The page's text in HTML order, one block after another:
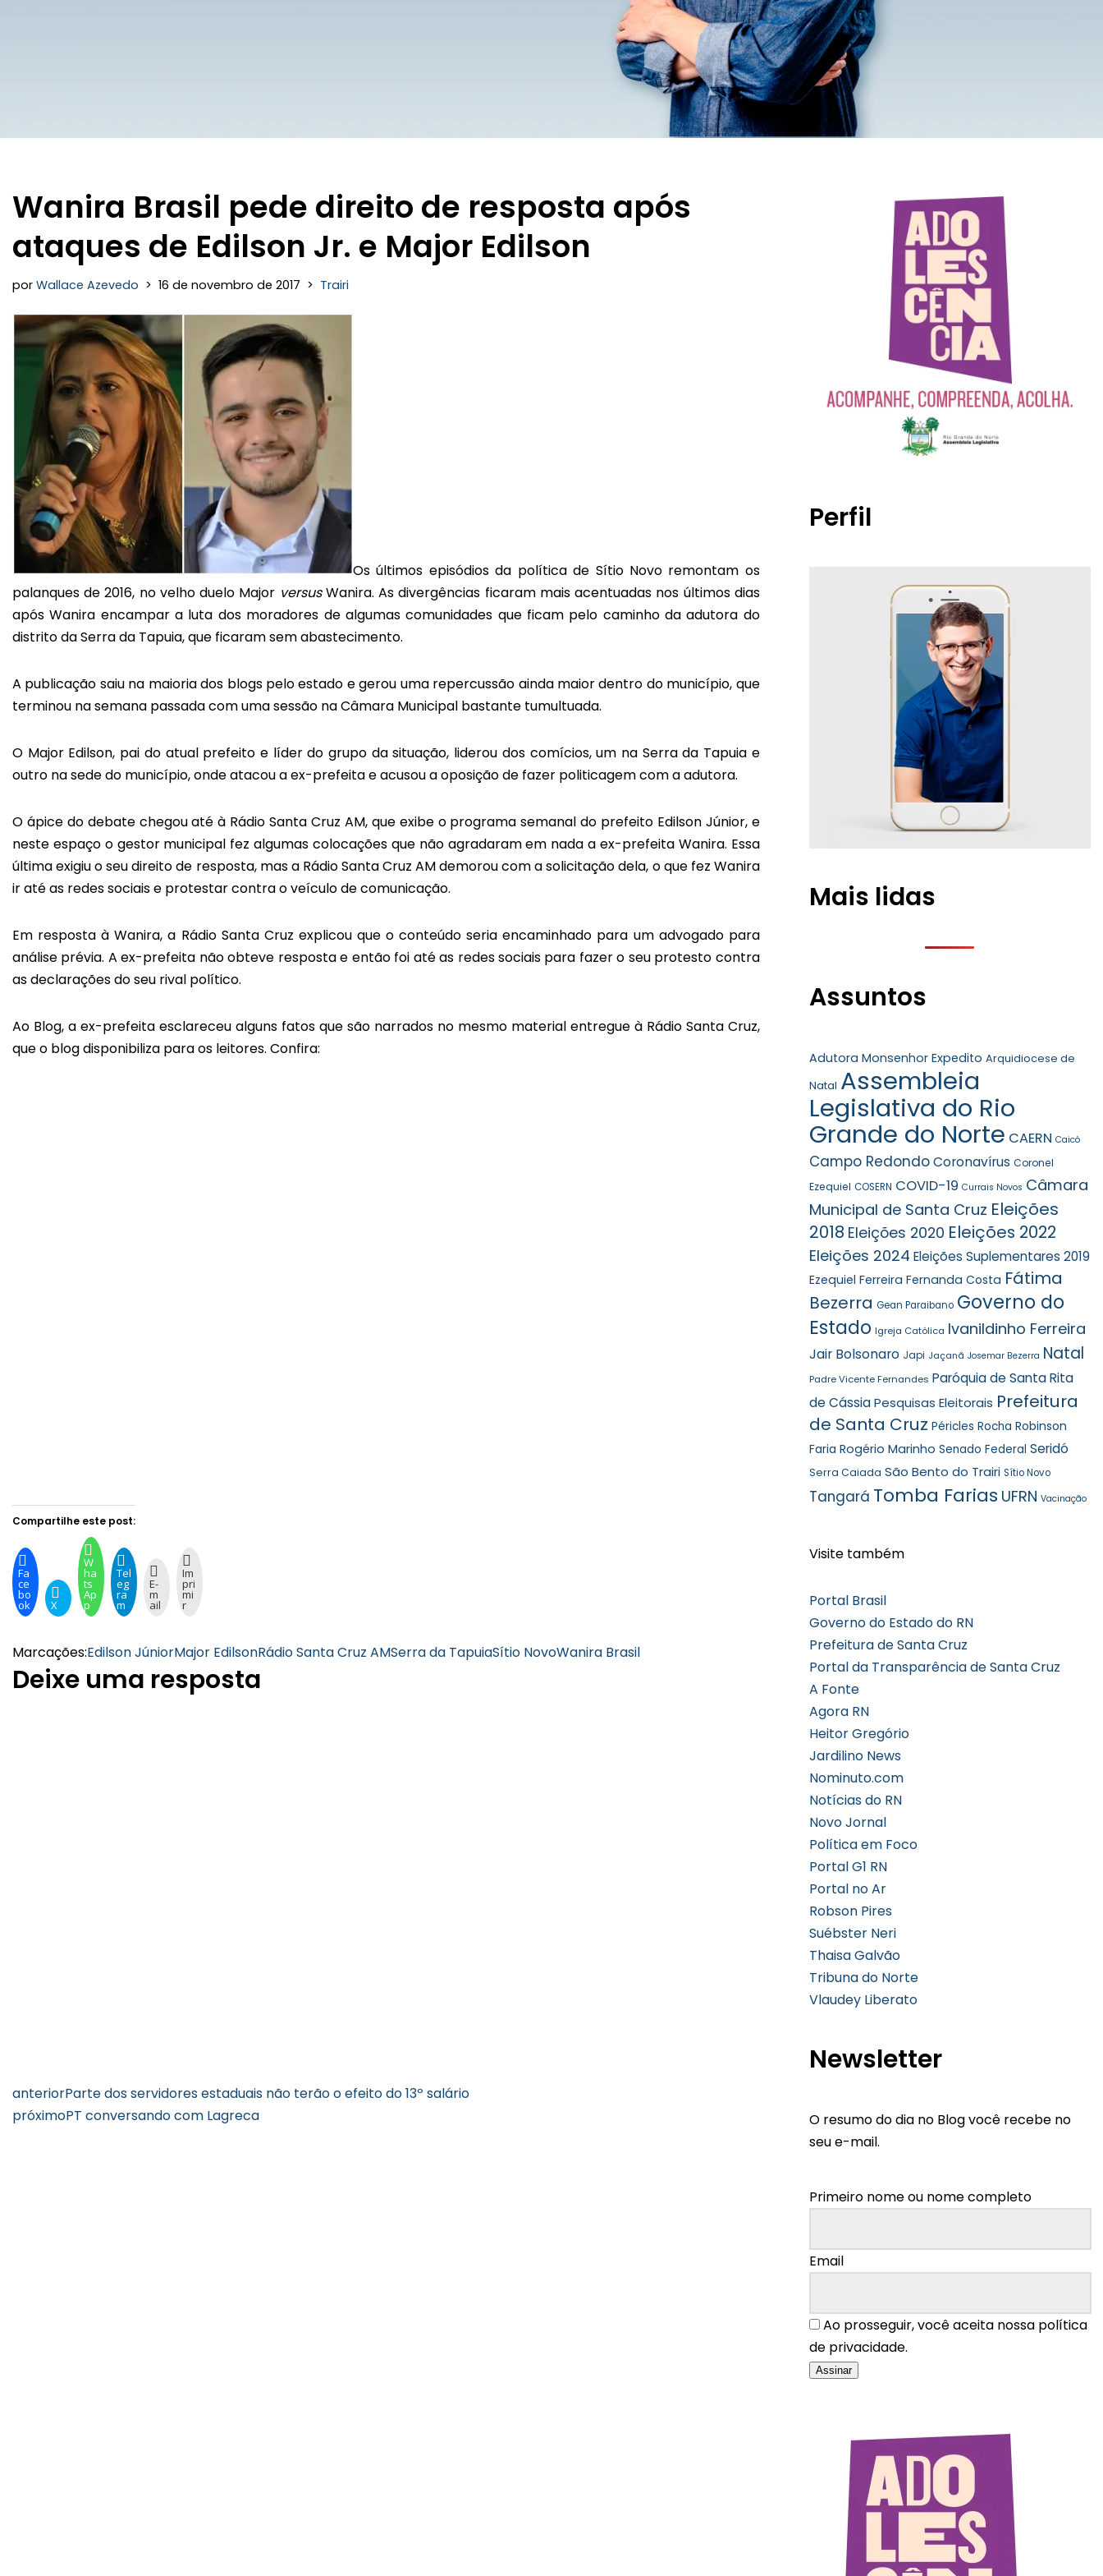
Wanira Brasil pede direito de resposta após
ataques de Edilson Jr. e Major Edilson
por Wallace Azevedo 16 de novembro de 2017 Trairi
Os últimos episódios da política de Sítio Novo remontam os
palanques de 2016, no velho duelo Major versusWanira. As divergências ficaram mais acentuadas nos últimos dias
após Wanira encampar a luta dos moradores de algumas comunidades que ficam pelo caminho da adutora do
distrito da Serra da Tapuia, que ficaram sem abastecimento.
A publicação saiu na maioria dos blogs pelo estado e gerou uma repercussão ainda maior dentro do município, que
terminou na semana passada com uma sessão na Câmara Municipal bastante tumultuada.
O Major Edilson, pai do atual prefeito e líder do grupo da situação, liderou dos comícios, um na Serra da Tapuia e
outro na sede do município, onde atacou a ex-prefeita e acusou a oposição de fazer politicagem com a adutora.
O ápice do debate chegou até à Rádio Santa Cruz AM, que exibe o programa semanal do prefeito Edilson Júnior, e
neste espaço o gestor municipal fez algumas colocações que não agradaram em nada a ex-prefeita Wanira. Essa
última exigiu o seu direito de resposta, mas a Rádio Santa Cruz AM demorou com a solicitação dela, o que fez Wanira
ir até as redes sociais e protestar contra o veículo de comunicação.
Em resposta à Wanira, a Rádio Santa Cruz explicou que o conteúdo seria encaminhado para um advogado para
análise prévia. A ex-prefeita não obteve resposta e então foi até as redes sociais para fazer o seu protesto contra
as declarações do seu rival político.
Ao Blog, a ex-prefeita esclareceu alguns fatos que são narrados no mesmo material entregue à Rádio Santa Cruz,
que o blog disponibiliza para os leitores. Confira:
Compartilhe este post:
Fa
ce
bo
ok X
W
ha
ts
Ap
p
Tel
eg
ra
m
E-
m
ail
Im
pri
mi
r
Marcações:Edilson JúniorMajor EdilsonRádio Santa Cruz AMSerra da TapuiaSítio NovoWanira Brasil
Deixe uma resposta
anteriorParte dos servidores estaduais não terão o efeito do 13º salário
próximoPT conversando com Lagreca
Perfil
Mais lidas
Assuntos
Adutora Monsenhor Expedito Arquidiocese de
Natal Assembleia
Legislativa do Rio
Grande do Norte CAERN Caicó
Campo Redondo Coronavírus Coronel
Ezequiel COSERN COVID-19 Currais Novos Câmara
Municipal de Santa Cruz Eleições
2018 Eleições 2020 Eleições 2022
Eleições 2024 Eleições Suplementares 2019
Ezequiel Ferreira Fernanda Costa Fátima
Bezerra Gean Paraibano Governo do
Estado Igreja Católica Ivanildinho Ferreira
Jair Bolsonaro Japi Jaçanã Josemar Bezerra Natal
Padre Vicente Fernandes Paróquia de Santa Rita
de Cássia Pesquisas Eleitorais Prefeitura
de Santa Cruz Péricles Rocha Robinson
Faria Rogério Marinho Senado Federal Seridó
Serra Caiada São Bento do Trairi Sítio Novo
Tangará Tomba Farias UFRN Vacinação
Visite também
Portal Brasil
Governo do Estado do RN
Prefeitura de Santa Cruz
Portal da Transparência de Santa Cruz
A Fonte
Agora RN
Heitor Gregório
Jardilino News
Nominuto.com
Notícias do RN
Novo Jornal
Política em Foco
Portal G1 RN
Portal no Ar
Robson Pires
Suébster Neri
Thaisa Galvão
Tribuna do Norte
Vlaudey Liberato
Newsletter
O resumo do dia no Blog você recebe no
seu e-mail.
Primeiro nome ou nome completo
Email
Ao prosseguir, você aceita nossa política
de privacidade.